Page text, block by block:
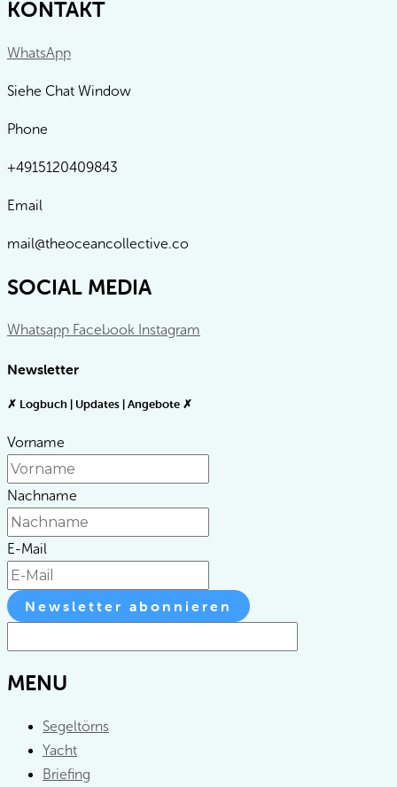
KONTAKT
WhatsApp
Siehe Chat Window
Phone
+4915120409843
Email
mail@theoceancollective.co
SOCIAL MEDIA
Whatsapp Facebook Instagram
Newsletter
✗ Logbuch | Updates | Angebote ✗
Vorname
Nachname
E-Mail
Newsletter abonnieren
MENU
Segeltörns
Yacht
Briefing